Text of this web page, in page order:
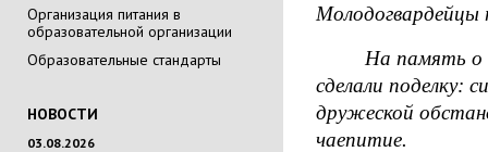
Организация питания в
образовательной организации
Образовательные стандарты
НОВОСТИ
03.08.2026
Молодогвардейцы
На память о
сделали поделку:
дружеской
чаепитие.